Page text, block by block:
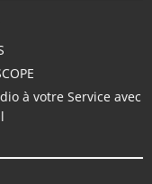
à votre Service avec